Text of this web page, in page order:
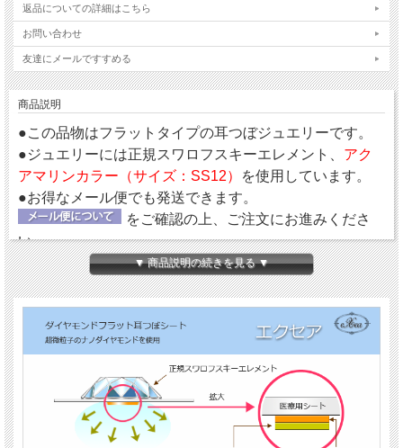
返品についての詳細はこちら
お問い合わせ
友達にメールですすめる
商品説明
●この品物はフラットタイプの耳つぼジュエリーです。
●ジュエリーには正規スワロフスキーエレメント、 アク
アマリンカラー（サイズ：SS12）
を使用しています。
●お得なメール便でも発送できます。
をご確認の上、ご注文にお進みくださ
い。
【ダイヤモンドの微弱電流】
エクセアは、肌に触れた瞬間から微弱電流を流し始め耳
つぼを優しく刺激するフラットタイプの耳つぼシートで
す。耳つぼに直接あたるパッド部分に、電位（電圧）を
持った特別なナノダイヤモンドを使用しています。
【金属アレルギーフリー＆クリーン】
鉱物であるダイヤモンド（ナノダイヤモンド）には、金
▼ 商品説明の続きを見る ▼